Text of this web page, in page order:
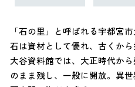
「石の里」と呼ばれる宇都宮
石は資材として優れ、古くから
大谷資料館では、大正時代か
のまま残し、一般に開放。異